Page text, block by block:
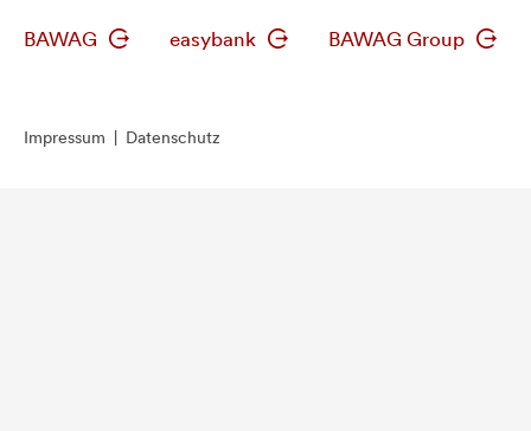
BAWAG easybank BAWAG Group
Impressum Datenschutz